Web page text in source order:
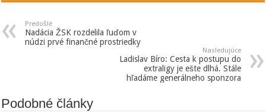
Predošlé
Nadácia ŽSK rozdelila ľuďom v
núdzi prvé finančné prostriedky
Nasledujúce
Ladislav Bíro: Cesta k postupu do
extraligy je ešte dlhá. Stále
hľadáme generálneho sponzora
Podobné články